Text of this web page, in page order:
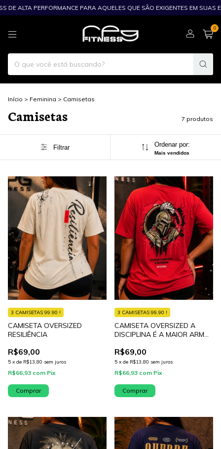
ALTA PERFORMANCE PARA AQUELES QUE SÃO EXIGENTES EM SUAS
0
Início > Feminina > Camisetas
Camisetas 7 produtos
Filtrar Ordenar por:
Mais vendidos
CAMISETA OVERSIZED
RESILIÊNCIA
R$69,00
5 x de R$13,80 sem juros
3 CAMISETAS 99.90 !
R$66,93 com Pix
Comprar
CAMISETA OVERSIZED A
DISCIPLINA É A MAIOR ARMA
R$69,00
5 x de R$13,80 sem juros
3 CAMISETAS 99.90 !
R$66,93 com Pix
Comprar